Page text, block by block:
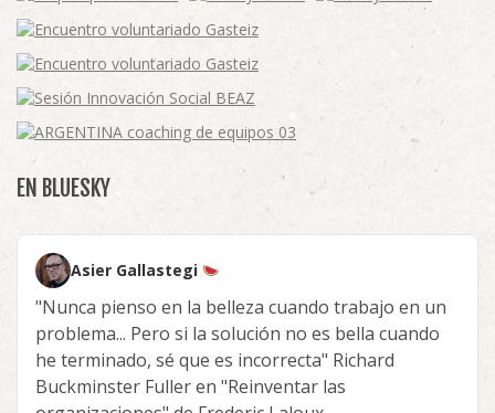
EN BLUESKY
Asier Gallastegi
"Nunca pienso en la belleza cuando trabajo en un
problema... Pero si la solución no es bella cuando
he terminado, sé que es incorrecta" Richard
Buckminster Fuller en "Reinventar las